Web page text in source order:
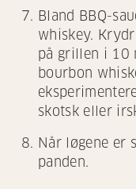
Bland BBQ-
whiskey.
på grillen i 10
bourbon
skotsk eller
Når løgene er
panden.